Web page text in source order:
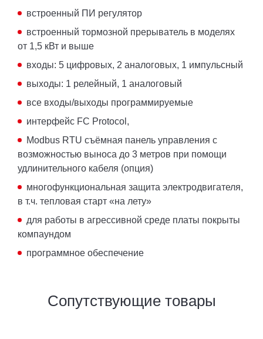
встроенный ПИ регулятор
встроенный тормозной прерыватель в моделях
от 1,5 кВт и выше
входы: 5 цифровых, 2 аналоговых, 1 импульсный
выходы: 1 релейный, 1 аналоговый
все входы/выходы программируемые
интерфейс FC Protocol,
Modbus RTU съёмная панель управления с
возможностью выноса до 3 метров при помощи
удлинительного кабеля (опция)
многофункциональная защита электродвигателя,
в т.ч. тепловая старт «на лету»
для работы в агрессивной среде платы покрыты
компаундом
программное обеспечение
Сопутствующие товары